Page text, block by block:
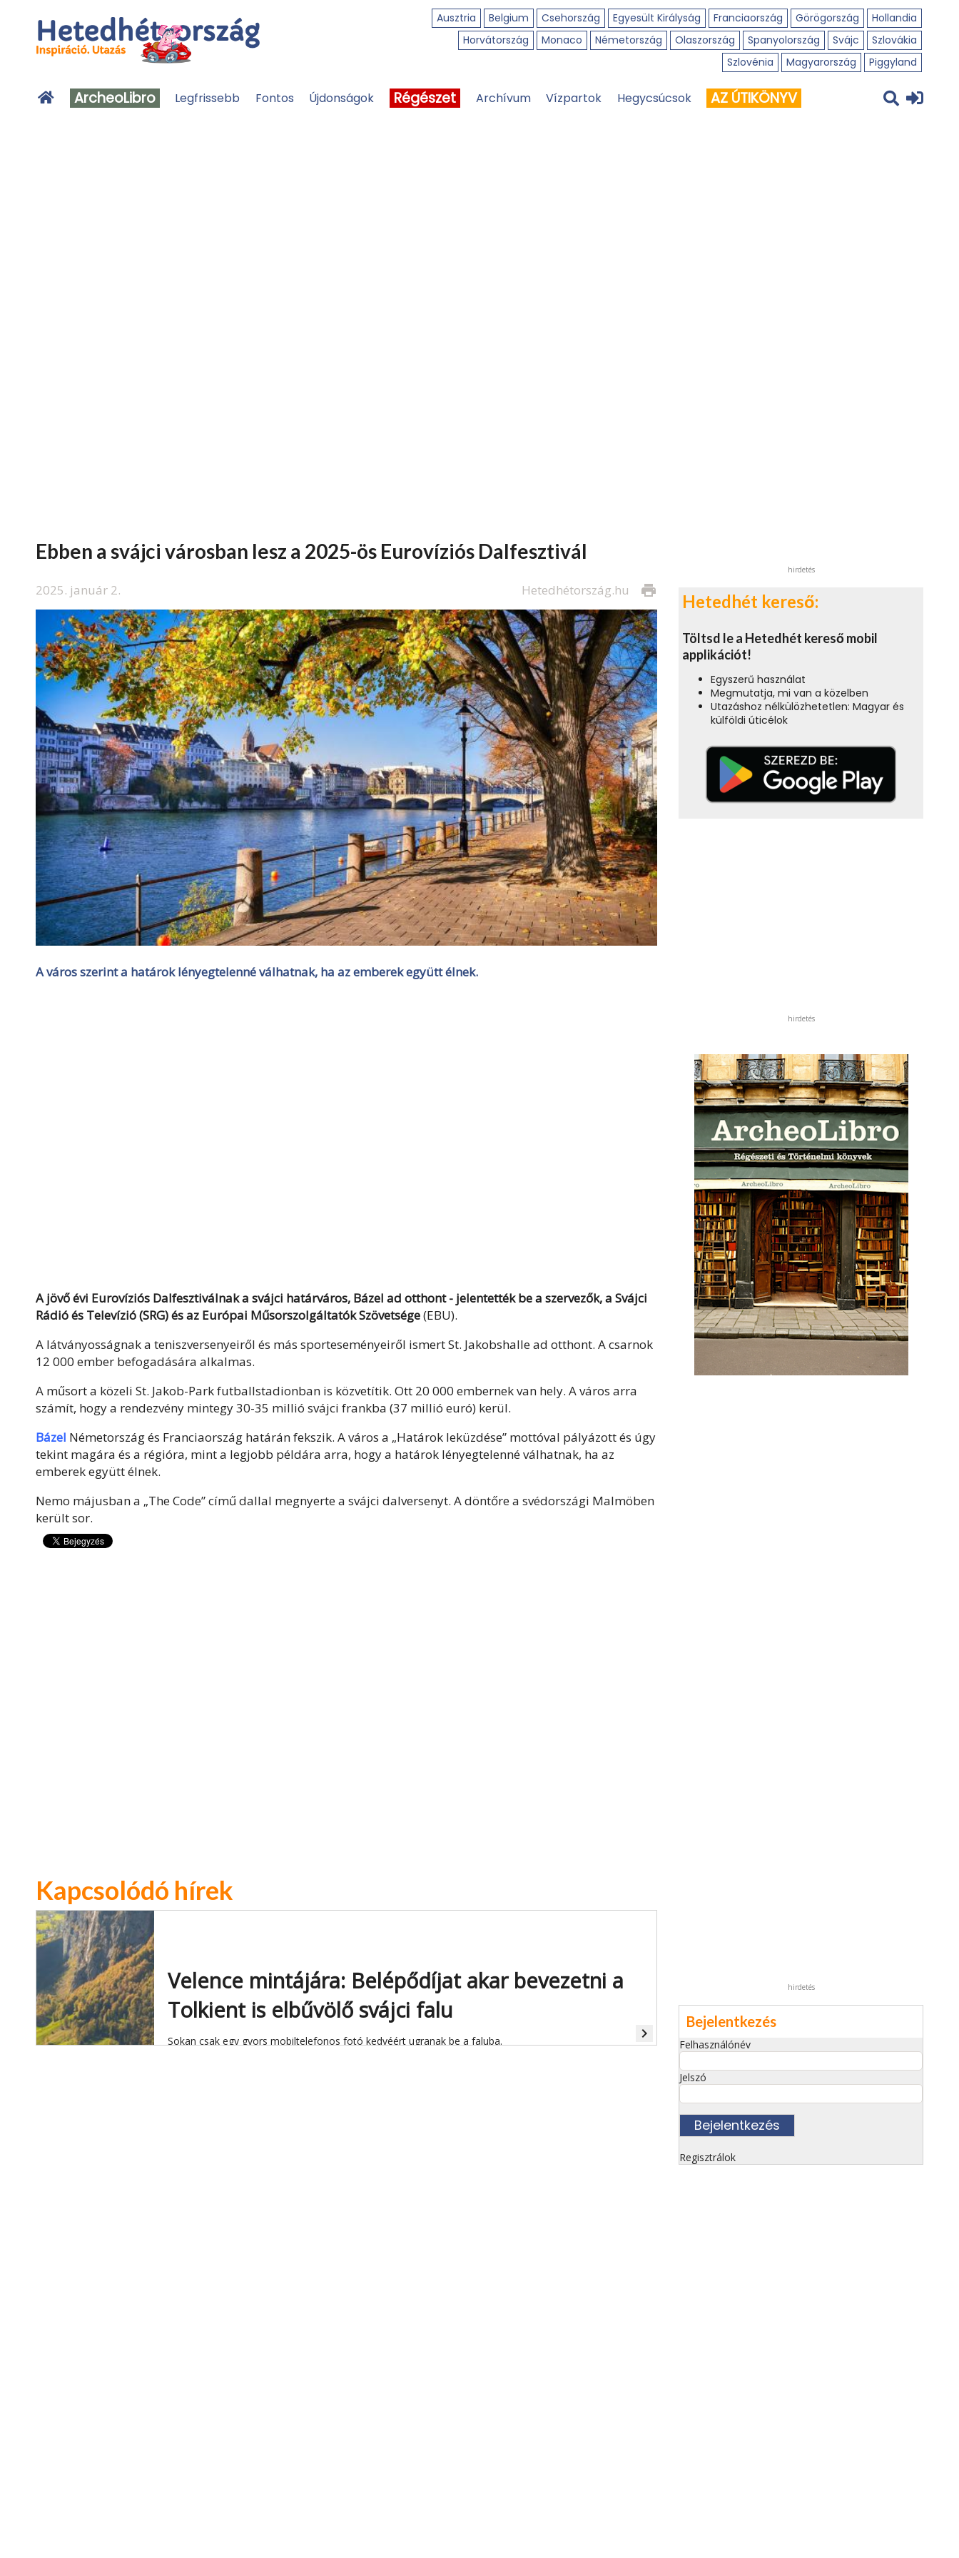
Ausztria Belgium Csehország Egyesült Királyság Franciaország Görögország
Hollandia
Horvátország
Monaco Németország Olaszország Spanyolország Svájc
Szlovákia
Szlovénia
Magyarország Piggyland
ArcheoLibro Legfrissebb Fontos Újdonságok Régészet Archívum Vízpartok Hegycsúcsok AZ ÚTIKÖNYV
Ebben a svájci városban lesz a 2025-ös Eurovíziós Dalfesztivál
2025. január 2. print
Hetedhétország.hu
A város szerint a határok lényegtelenné válhatnak, ha az emberek együtt élnek.
A jövő évi Eurovíziós Dalfesztiválnak a svájci határváros, Bázel ad otthont - jelentették be a szervezők, a Svájci
Rádió és Televízió (SRG) és az Európai Műsorszolgáltatók Szövetsége(EBU).
A látványosságnak a teniszversenyeiről és más sporteseményeiről ismert St. Jakobshalle ad otthont. A csarnok
12 000 ember befogadására alkalmas.
A műsort a közeli St. Jakob-Park futballstadionban is közvetítik. Ott 20 000 embernek van hely. A város arra
számít, hogy a rendezvény mintegy 30-35 millió svájci frankba (37 millió euró) kerül.
Bázel Németország és Franciaország határán fekszik. A város a „Határok leküzdése” mottóval pályázott és úgy
tekint magára és a régióra, mint a legjobb példára arra, hogy a határok lényegtelenné válhatnak, ha az
emberek együtt élnek.
Nemo májusban a „The Code” című dallal megnyerte a svájci dalversenyt. A döntőre a svédországi Malmöben
került sor.
Kapcsolódó hírek
Velence mintájára: Belépődíjat akar bevezetni a
Tolkient is elbűvölő svájci falu
Sokan csak egy gyors mobiltelefonos fotó kedvéért ugranak be a faluba. navigate_next
hirdetés
Hetedhét kereső:
Töltsd le a Hetedhét kereső mobil
applikációt!
Egyszerű használat
Megmutatja, mi van a közelben
Utazáshoz nélkülözhetetlen: Magyar és
külföldi úticélok
hirdetés
hirdetés
Bejelentkezés
Felhasználónév
Jelszó
Regisztrálok